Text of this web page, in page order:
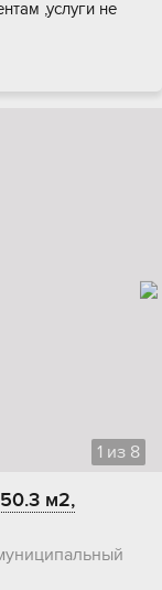
,услуги не
1 из 8
м2,